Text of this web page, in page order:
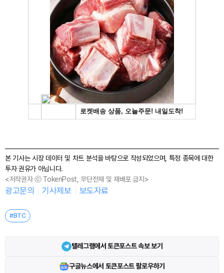
본 기사는 시장 데이터 및 차트 분석을 바탕으로 작성되었으며, 특정 종목에 대한
투자 권유가 아닙니다.
<저작권자 ⓒ TokenPost, 무단전재 및 재배포 금지>
광고문의 기사제보 보도자료
#BTC
텔레그램에서 토큰포스트 속보 보기
구글뉴스에서 토큰포스트 팔로우하기